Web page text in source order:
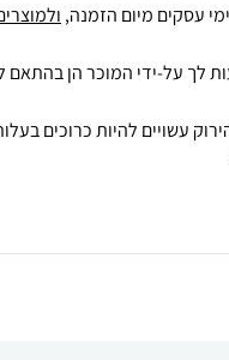
לך על-ידי המוכר הן בהתאם
עשויים להיות כרוכים